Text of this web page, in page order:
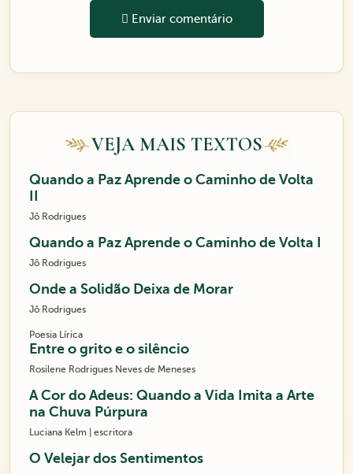
Enviar comentário
VEJA MAIS TEXTOS
Quando a Paz Aprende o Caminho de Volta
Jô Rodrigues
Quando a Paz Aprende o Caminho de Volta I
Jô Rodrigues
Onde a Solidão Deixa de Morar
Jô Rodrigues
Poesia Lírica
Entre o grito e o silêncio
Rosilene Rodrigues Neves de Meneses
A Cor do Adeus: Quando a Vida Imita a Arte
na Chuva Púrpura
Luciana Kelm | escritora
O Velejar dos Sentimentos